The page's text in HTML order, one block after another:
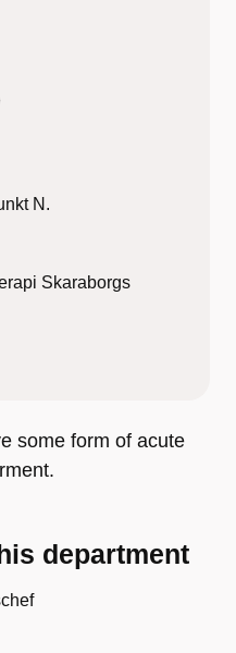
N.
Skaraborgs
some form of acute
department